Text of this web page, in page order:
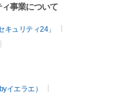
事業について
ュリティ24」
イエラエ）